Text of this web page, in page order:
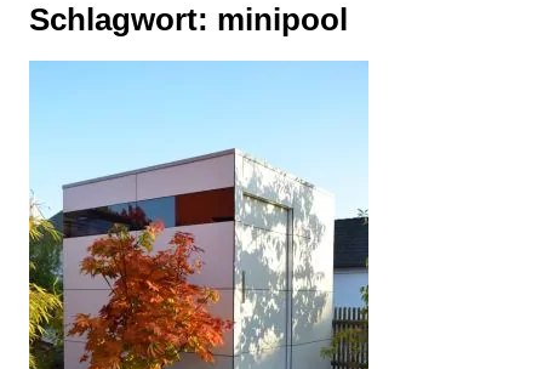
Schlagwort: minipool